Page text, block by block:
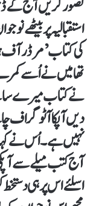
تصور کریں آج کے
استقبالیہ پر
کی کتاب ’مرڈرآف
تھا میں نے اُسے
نے کتاب میرے
دیں آپکا آٹو
نہیں ہے۔ اُس نے
آج کتب میلے سے
اسلئے اس پر ہی